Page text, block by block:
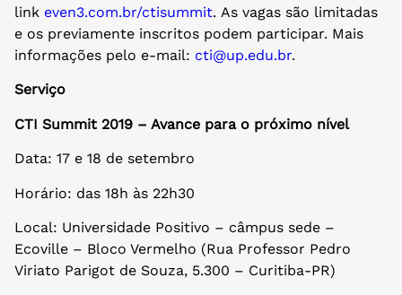
link even3.com.br/ctisummit. As vagas são limitadas
e os previamente inscritos podem participar. Mais
informações pelo e-mail: cti@up.edu.br.
Serviço
CTI Summit 2019 – Avance para o próximo nível
Data: 17 e 18 de setembro
Horário: das 18h às 22h30
Local: Universidade Positivo – câmpus sede –
Ecoville – Bloco Vermelho (Rua Professor Pedro
Viriato Parigot de Souza, 5.300 – Curitiba-PR)